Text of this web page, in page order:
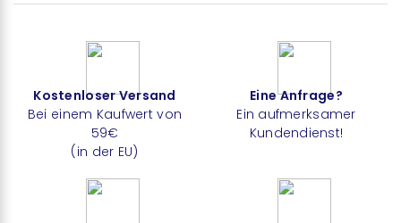
Kostenloser Versand
Bei einem Kaufwert von
59€
(in der EU)
Eine Anfrage?
Ein aufmerksamer
Kundendienst!